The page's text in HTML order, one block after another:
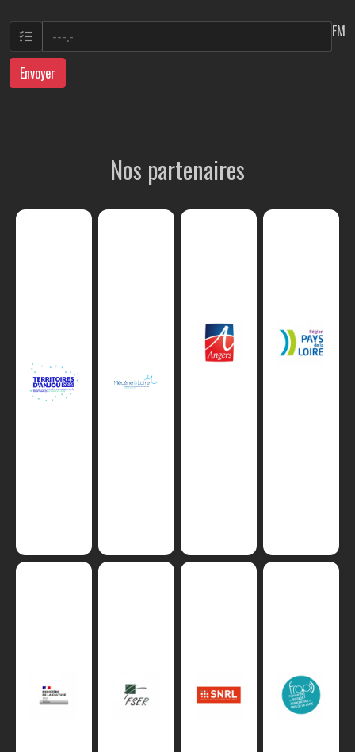
FM
Envoyer
Nos partenaires